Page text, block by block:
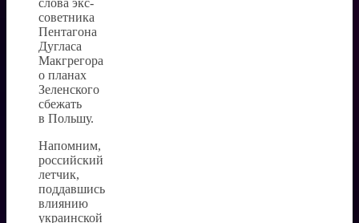
советника
Пентагона
Дугласа
Макгрегора
о планах
Зеленского
сбежать
в Польшу.
Напомним,
российский
летчик,
поддавшись
влиянию
украинской